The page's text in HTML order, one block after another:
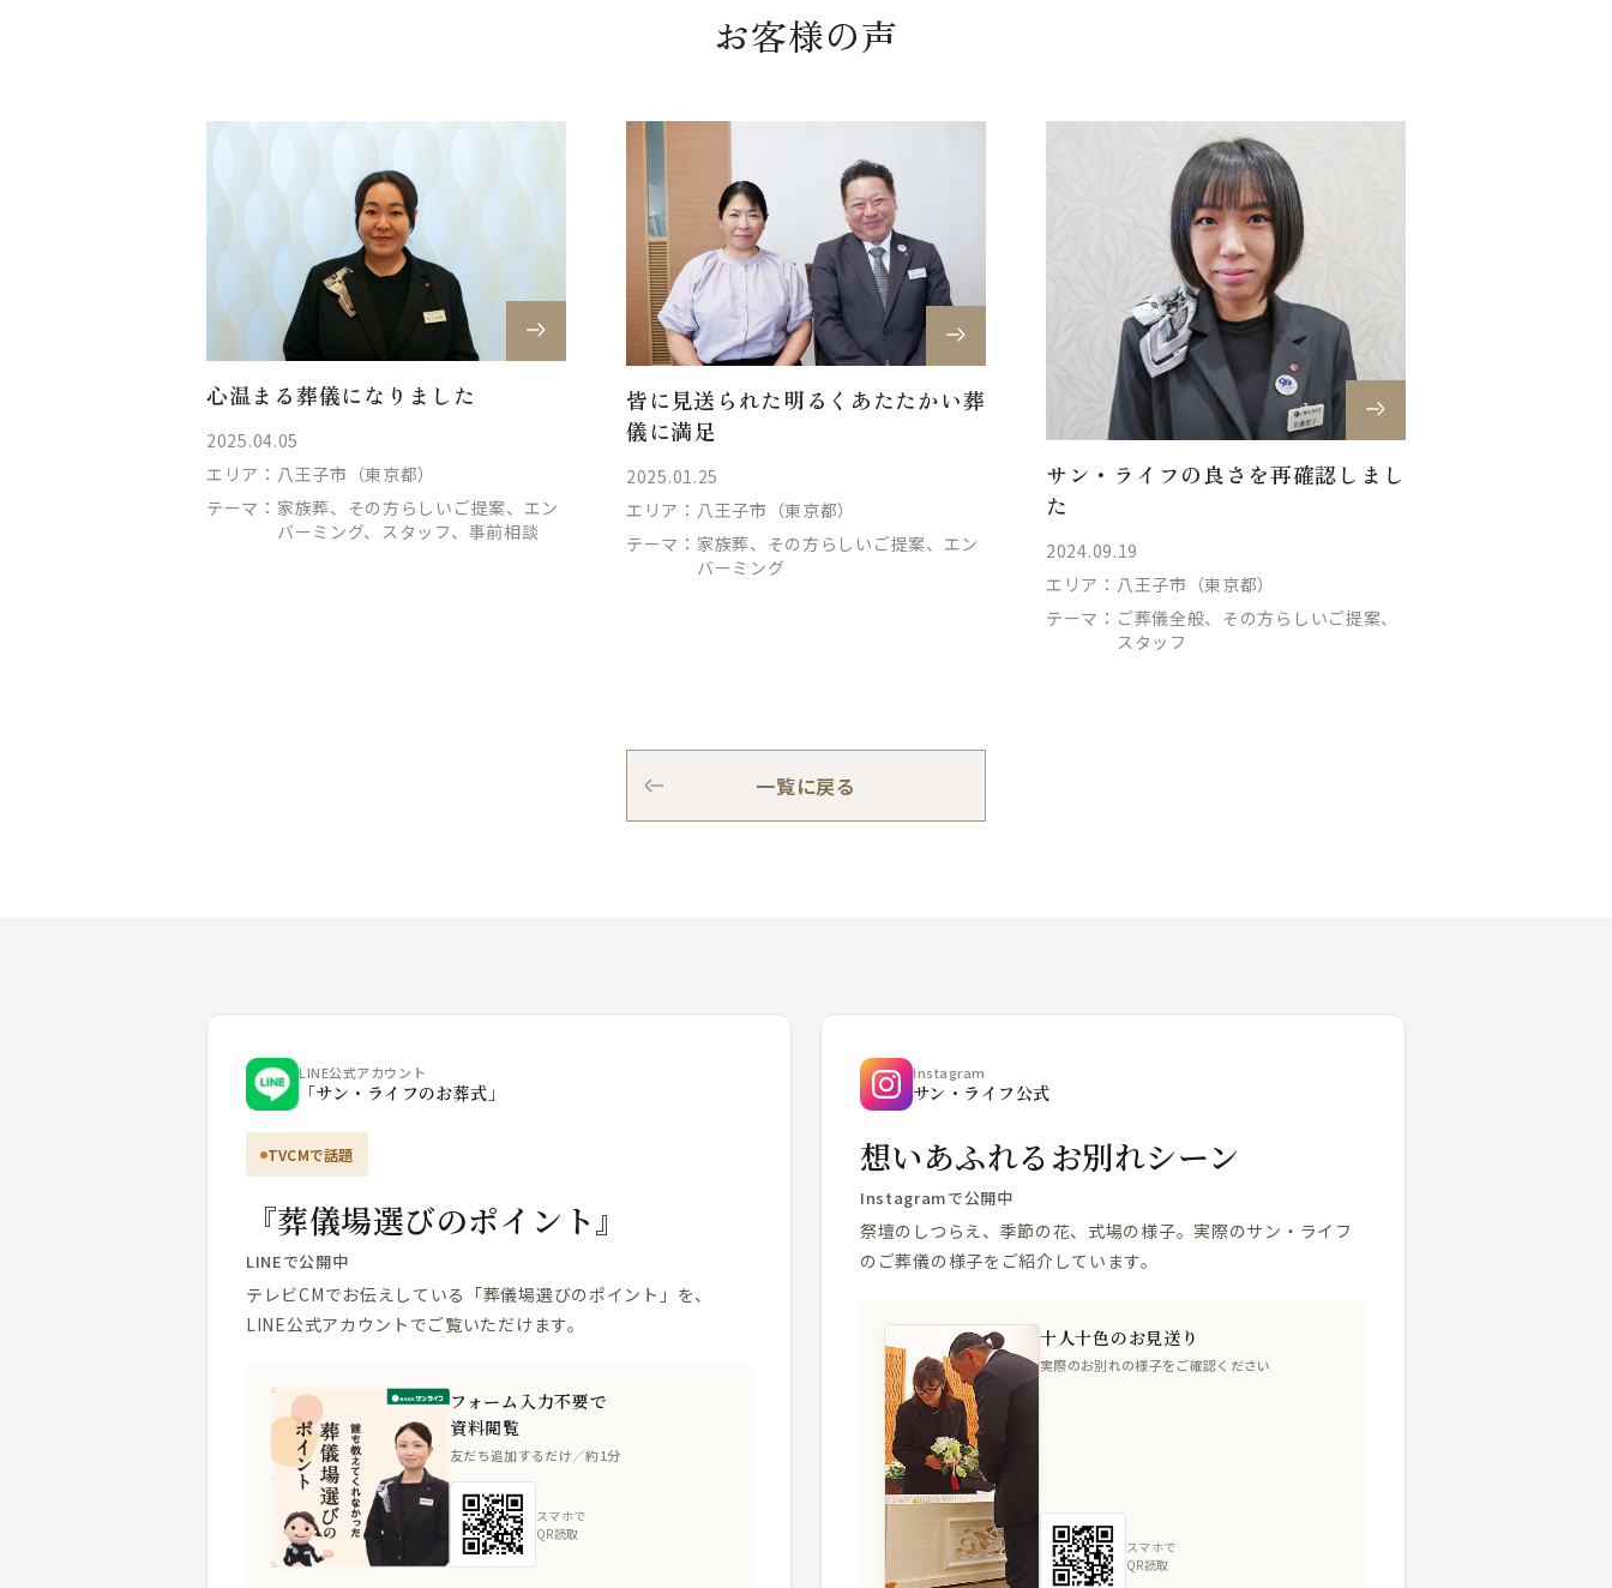
お客様の声
心温まる葬儀になりました
2025.04.05
エリア： 八王子市（東京都）
テーマ： 家族葬、その方らしいご提案、エン
バーミング、スタッフ、事前相談
皆に見送られた明るくあたたかい葬
儀に満足
2025.01.25
エリア： 八王子市（東京都）
テーマ： 家族葬、その方らしいご提案、エン
バーミング
サン・ライフの良さを再確認しまし
た
2024.09.19
エリア： 八王子市（東京都）
テーマ： ご葬儀全般、その方らしいご提案、
スタッフ
一覧に戻る
LINE公式アカウント
「サン・ライフのお葬式」
TVCMで話題
『葬儀場選びのポイント』
LINEで公開中
テレビCMでお伝えしている「葬儀場選びのポイント」を、
LINE公式アカウントでご覧いただけます。
フォーム入力不要で
資料閲覧
友だち追加するだけ／約1分
スマホで
QR読取
Instagram
サン・ライフ公式
想いあふれるお別れシーン
Instagramで公開中
祭壇のしつらえ、季節の花、式場の様子。実際のサン・ライフ
のご葬儀の様子をご紹介しています。
十人十色のお見送り
実際のお別れの様子をご確認ください
スマホで
QR読取